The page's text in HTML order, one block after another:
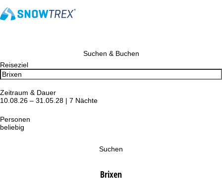
Suchen & Buchen
Reiseziel
Zeitraum & Dauer
10.08.26 – 31.05.28 | 7 Nächte
Personen
beliebig
Suchen
Brixen